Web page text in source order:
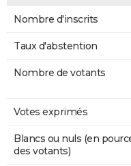
Nombre d'inscrits
Taux d'abstention
Nombre de votants
Votes exprimés
Blancs ou nuls (en
des votants)